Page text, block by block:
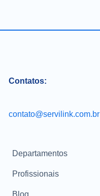
Contatos:
contato@servilink.com.br
Departamentos
Profissionais
Blog